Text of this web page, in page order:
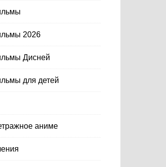
2026
Дисней
для детей
аниме